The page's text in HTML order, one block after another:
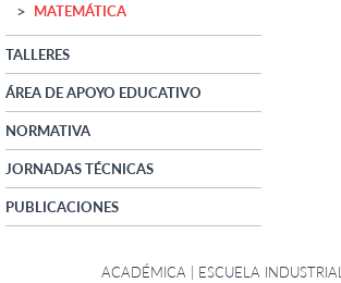
MATEMÁTICA
TALLERES
ÁREA DE APOYO EDUCATIVO
NORMATIVA
JORNADAS TÉCNICAS
PUBLICACIONES
ACADÉMICA | ESCUELA INDUSTRIAL